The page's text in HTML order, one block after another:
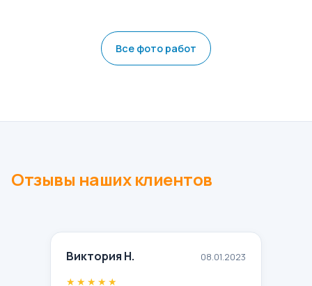
Все фото работ
Отзывы наших клиентов
Виктория Н. 08.01.2023
★★★★★